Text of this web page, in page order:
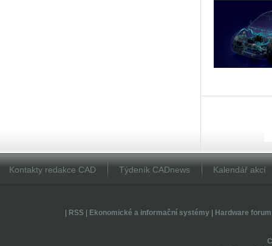
Kontakty redakce CAD Týdeník CADnews Kalendář akcí
RSS| Ekonomické a informační systémy| Hardware forum